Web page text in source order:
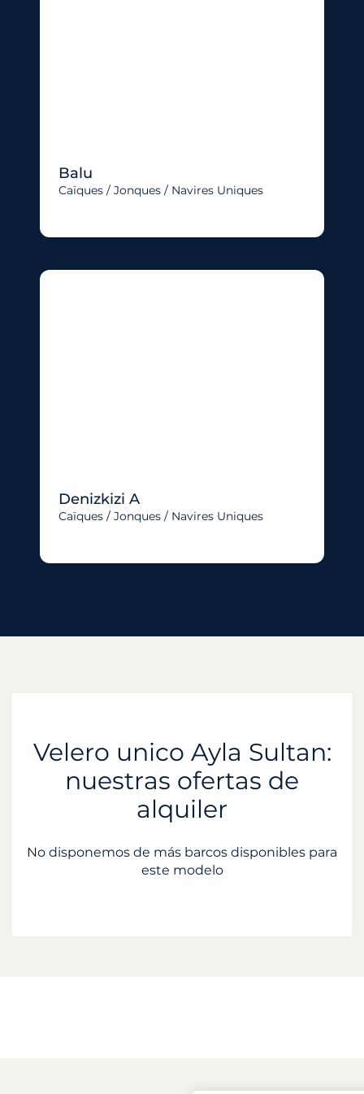
Balu
Caïques / Jonques / Navires Uniques
Denizkizi A
Caïques / Jonques / Navires Uniques
Velero unico Ayla Sultan:
nuestras ofertas de
alquiler
No disponemos de más barcos disponibles para
este modelo